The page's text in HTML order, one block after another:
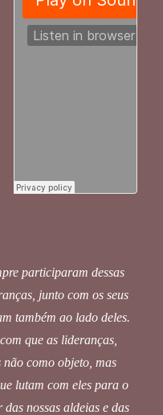
participaram dessas
junto com os seus
também ao lado deles.
que as lideranças,
não como objeto, mas
lutam com eles para o
nossas aldeias e das